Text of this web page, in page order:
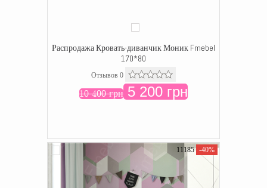
Распродажа Кровать-диванчик Моник Fmebel
170*80
Отзывов 0
10 400 грн 5 200 грн
11185 -40%